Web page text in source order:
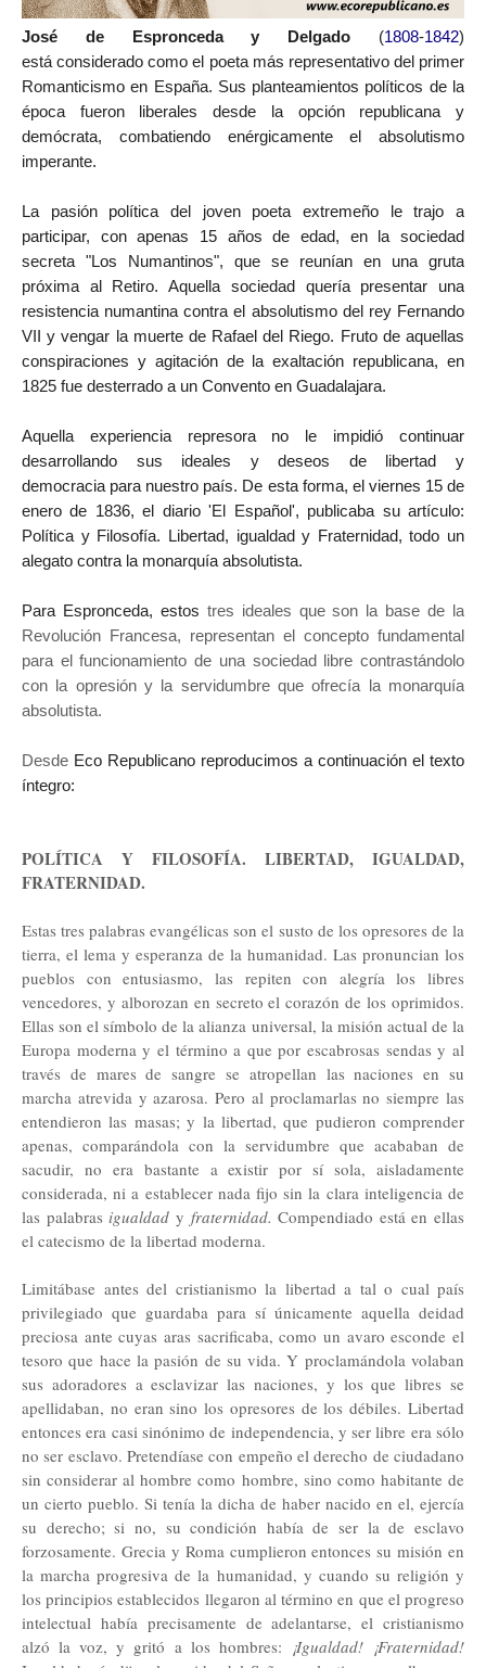
José de Espronceda y Delgado (1808-1842)
estáconsiderado como el poeta más representativo del primer
Romanticismo en España. Sus planteamientos políticos de la
época fueron liberales desde la opción republicana y
demócrata, combatiendo enérgicamente el absolutismo
imperante.
La pasión política del joven poeta extremeño le trajo a
participar, con apenas 15 años de edad, en la sociedad
secreta "Los Numantinos", que se reunían en una gruta
próxima al Retiro. Aquella sociedad quería presentar una
resistencia numantina contra el absolutismo del rey Fernando
VII y vengar la muerte de Rafael del Riego. Fruto de aquellas
conspiraciones y agitación de la exaltación republicana, en
1825 fue desterrado a un Convento en Guadalajara.
Aquella experiencia represora no le impidió continuar
desarrollando sus ideales y deseos de libertad y
democracia para nuestro país. De esta forma, el viernes 15 de
enero de 1836, el diario 'El Español', publicaba su artículo:
Política y Filosofía. Libertad, igualdad y Fraternidad, todo un
alegato contra la monarquía absolutista.
Para Espronceda, estos tres ideales que son la base de la
Revolución Francesa, representan el concepto fundamental
para el funcionamiento de una sociedad libre contrastándolo
con la opresión y la servidumbre que ofrecía la monarquía
absolutista.
Desde Eco Republicano reproducimos a continuación el texto
íntegro:
POLÍTICA Y FILOSOFÍA. LIBERTAD, IGUALDAD,
FRATERNIDAD.
Estas tres palabras evangélicas son el susto de los opresores de la
tierra, el lema y esperanza de la humanidad. Las pronuncian los
pueblos con entusiasmo, las repiten con alegría los libres
vencedores, y alborozan en secreto el corazón de los oprimidos.
Ellas son el símbolo de la alianza universal, la misión actual de la
Europa moderna y el término a que por escabrosas sendas y al
través de mares de sangre se atropellan las naciones en su
marcha atrevida y azarosa. Pero al proclamarlas no siempre las
entendieron las masas; y la libertad, que pudieron comprender
apenas, comparándola con la servidumbre que acababan de
sacudir, no era bastante a existir por sí sola, aisladamente
considerada, ni a establecer nada fijo sin la clara inteligencia de
las palabrasigualdad y fraternidad.Compendiado está en ellas
el catecismo de la libertad moderna.
Limitábase antes del cristianismo la libertad a tal o cual país
privilegiado que guardaba para sí únicamente aquella deidad
preciosa ante cuyas aras sacrificaba, como un avaro esconde el
tesoro que hace la pasión de su vida. Y proclamándola volaban
sus adoradores a esclavizar las naciones, y los que libres se
apellidaban, no eran sino los opresores de los débiles. Libertad
entonces era casi sinónimo de independencia, y ser libre era sólo
no ser esclavo. Pretendíase con empeño el derecho de ciudadano
sin considerar al hombre como hombre, sino como habitante de
un cierto pueblo. Si tenía la dicha de haber nacido en el, ejercía
su derecho; si no, su condición había de ser la de esclavo
forzosamente. Grecia y Roma cumplieron entonces su misión en
la marcha progresiva de la humanidad, y cuando su religión y
los principios establecidos llegaron al término en que el progreso
intelectual había precisamente de adelantarse, el cristianismo
alzó la voz, y gritó a los hombres: ¡Igualdad! ¡Fraternidad!